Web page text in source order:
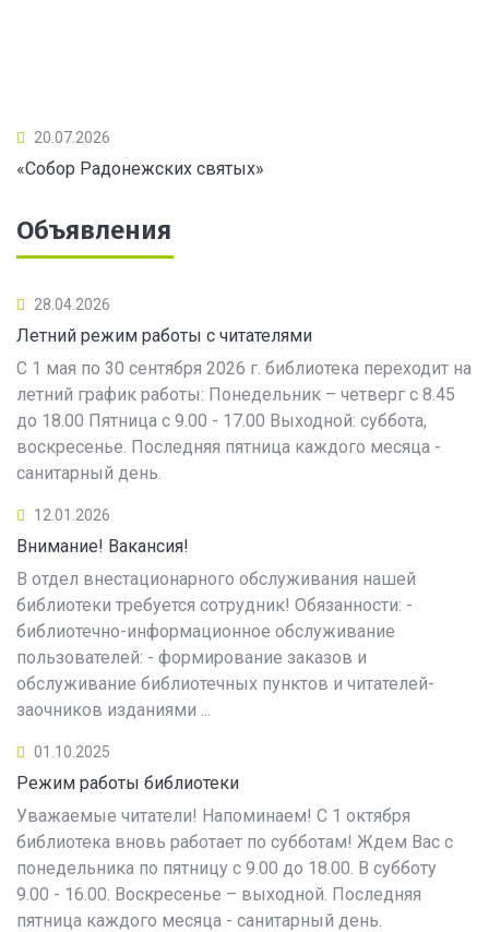
20.07.2026
«Собор Радонежских святых»
Объявления
28.04.2026
Летний режим работы с читателями
С 1 мая по 30 сентября 2026 г. библиотека переходит на
летний график работы: Понедельник – четверг с 8.45
до 18.00 Пятница с 9.00 - 17.00 Выходной: суббота,
воскресенье. Последняя пятница каждого месяца -
санитарный день.
12.01.2026
Внимание! Вакансия!
В отдел внестационарного обслуживания нашей
библиотеки требуется сотрудник! Обязанности: -
библиотечно-информационное обслуживание
пользователей: - формирование заказов и
обслуживание библиотечных пунктов и читателей-
заочников изданиями ...
01.10.2025
Режим работы библиотеки
Уважаемые читатели! Напоминаем! С 1 октября
библиотека вновь работает по субботам! Ждем Вас с
понедельника по пятницу с 9.00 до 18.00. В субботу
9.00 - 16.00. Воскресенье – выходной. Последняя
пятница каждого месяца - санитарный день.